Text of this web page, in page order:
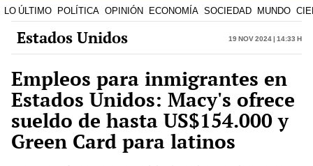
LO ÚLTIMO POLÍTICA OPINIÓN ECONOMÍA SOCIEDAD MUNDO
Estados Unidos 19 Nov 2024 | 14:33 h
Empleos para inmigrantes en
Estados Unidos: Macy's ofrece
sueldo de hasta US$154.000 y
Green Card para latinos